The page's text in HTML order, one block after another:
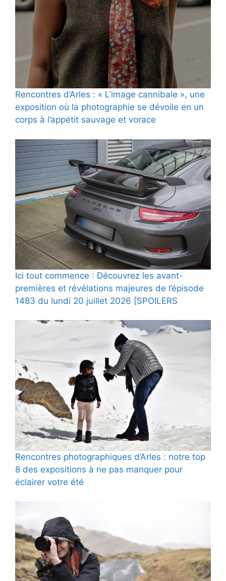
Rencontres d’Arles : « L’image cannibale », une
exposition où la photographie se dévoile en un
corps à l’appétit sauvage et vorace
Ici tout commence : Découvrez les avant-
premières et révélations majeures de l’épisode
1483 du lundi 20 juillet 2026 [SPOILERS
Rencontres photographiques d’Arles : notre top
8 des expositions à ne pas manquer pour
éclairer votre été